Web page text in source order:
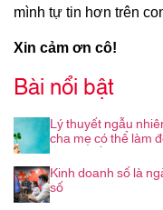
mình tự tin hơn trên
Xin cảm ơn cô!
Bài nổi bật
Lý thuyết ngẫu
cha mẹ có thể làm
trình nghề nghiệp
Kinh doanh số là
số